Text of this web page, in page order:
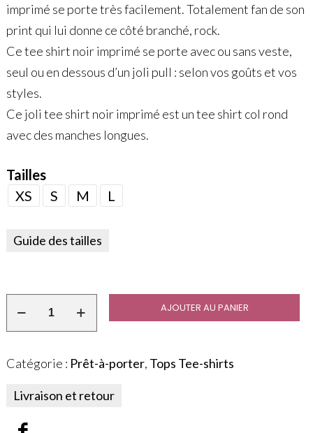
imprimé se porte très facilement. Totalement fan de son
print qui lui donne ce côté branché, rock.
Ce tee shirt noir imprimé se porte avec ou sans veste,
seul ou en dessous d’un joli pull : selon vos goûts et vos
styles.
Ce joli tee shirt noir imprimé est un tee shirt col rond
avec des manches longues.
Tailles
XS
S M L
Guide des tailles
AJOUTER AU PANIER
Catégorie : Prêt-à-porter, Tops Tee-shirts
Livraison et retour